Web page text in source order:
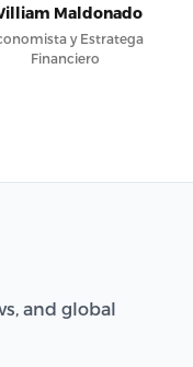
Maldonado
y Estratega
Financiero
and global